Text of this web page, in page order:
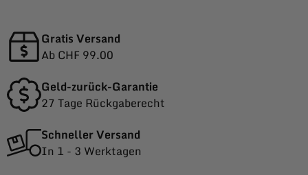
Gratis Versand
Ab CHF 99.00
Geld-zurück-Garantie
27 Tage Rückgaberecht
Schneller Versand
In 1 - 3 Werktagen